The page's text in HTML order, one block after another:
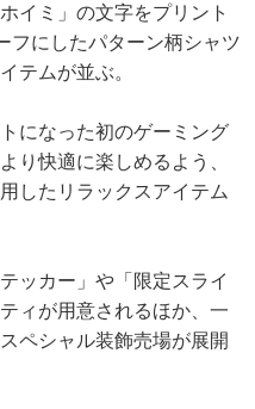
イミ」の文字をプリント
フにしたパターン柄シャツ
テムが並ぶ。
になった初のゲーミング
り快適に楽しめるよう、
したリラックスアイテム
ッカー」や「限定スライ
ィが用意されるほか、一
ペシャル装飾売場が展開